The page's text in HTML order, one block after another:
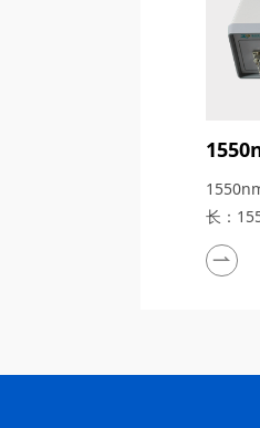
长：
kHz